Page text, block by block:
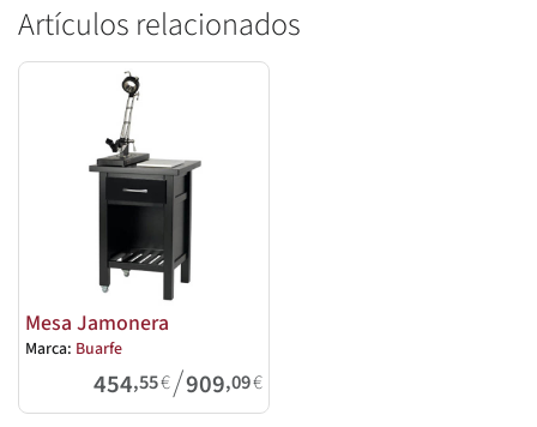
Artículos relacionados
Mesa Jamonera
Marca: Buarfe
454,55€/909,09€